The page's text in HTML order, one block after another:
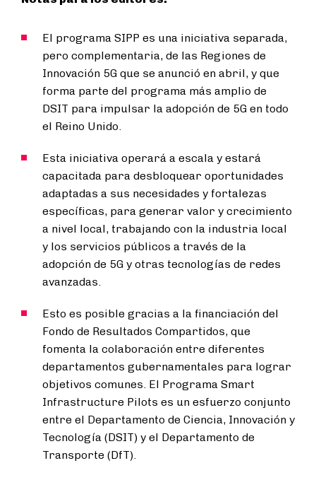
El programa SIPP es una iniciativa separada,
pero complementaria, de las Regiones de
Innovación 5G que se anunció en abril, y que
forma parte del programa más amplio de
DSIT para impulsar la adopción de 5G en todo
el Reino Unido.
Esta iniciativa operará a escala y estará
capacitada para desbloquear oportunidades
adaptadas a sus necesidades y fortalezas
específicas, para generar valor y crecimiento
a nivel local, trabajando con la industria local
y los servicios públicos a través de la
adopción de 5G y otras tecnologías de redes
avanzadas.
Esto es posible gracias a la financiación del
Fondo de Resultados Compartidos, que
fomenta la colaboración entre diferentes
departamentos gubernamentales para lograr
objetivos comunes. El Programa Smart
Infrastructure Pilots es un esfuerzo conjunto
entre el Departamento de Ciencia, Innovación y
Tecnología (DSIT) y el Departamento de
Transporte (DfT).